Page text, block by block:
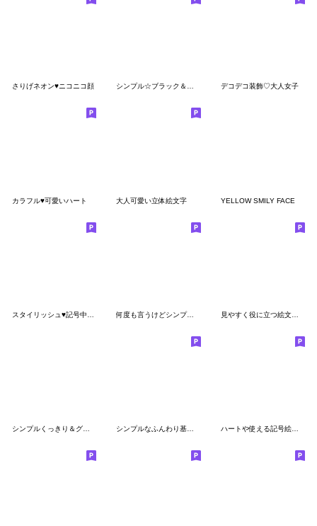
さりげネオン♥️ニコニコ顔 シンプル☆ブラック＆レッド！！ デコデコ装飾♡大人女子
カラフル♥️可愛いハート 大人可愛い立体絵文字 YELLOW SMILY FACE
何度も言うけどシンプルです。② 見やすく役に立つ絵文字（カラフル☆）
シンプルくっきり＆グラデーション絵文字 シンプルなふんわり基本絵文字 ハートや使える記号絵文字 3